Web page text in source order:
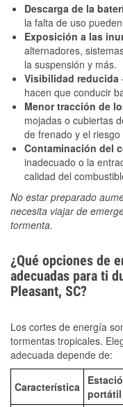
Descarga de la
la falta de uso
Exposición a las
alternadores,
la suspensión y más.
Visibilidad reducida
hacen que conducir
Menor tracción de
mojadas o cubiertas
de frenado y el
Contaminación del
inadecuado o la
calidad del
No estar preparado
necesita viajar de
tormenta.
¿Qué opciones de
adecuadas para ti
Pleasant, SC?
Los cortes de energía
tormentas tropicales.
adecuada depende de:
Característica portátil